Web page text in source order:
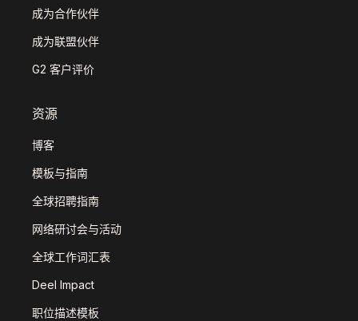
成为合作伙伴
成为联盟伙伴
G2 客户评价
资源
博客
模板与指南
全球招聘指南
网络研讨会与活动
全球工作词汇表
Deel Impact
职位描述模板